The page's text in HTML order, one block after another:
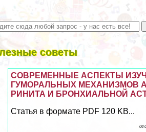
советы
СОВРЕМЕННЫЕ АСПЕКТЫ
ГУМОРАЛЬНЫХ МЕХАНИЗМОВ
РИНИТА И БРОНХИАЛЬНОЙ
Статья в формате PDF 120 KB...
04